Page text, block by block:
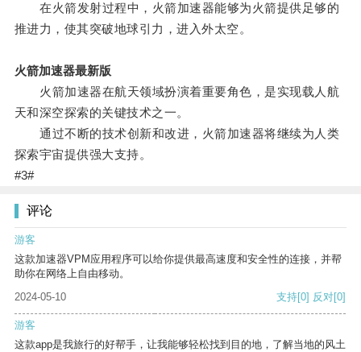
在火箭发射过程中，火箭加速器能够为火箭提供足够的
推进力，使其突破地球引力，进入外太空。
火箭加速器最新版
火箭加速器在航天领域扮演着重要角色，是实现载人航
天和深空探索的关键技术之一。
通过不断的技术创新和改进，火箭加速器将继续为人类
探索宇宙提供强大支持。
#3#
评论
游客
这款加速器VPM应用程序可以给你提供最高速度和安全性的连接，并帮
助你在网络上自由移动。
2024-05-10
支持[0] 反对[0]
游客
这款app是我旅行的好帮手，让我能够轻松找到目的地，了解当地的风土